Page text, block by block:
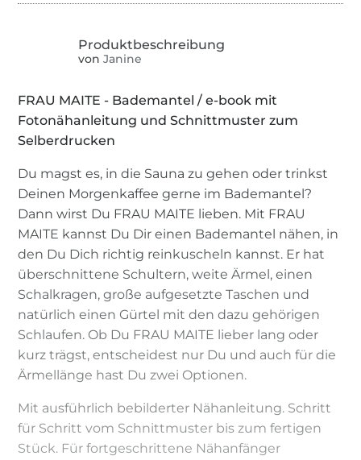
von Janine
FRAU MAITE - Bademantel / e-book mit
Fotonähanleitung und Schnittmuster zum
Selberdrucken
Du magst es, in die Sauna zu gehen oder trinkst
Deinen Morgenkaffee gerne im Bademantel?
Dann wirst Du FRAU MAITE lieben. Mit FRAU
MAITE kannst Du Dir einen Bademantel nähen, in
den Du Dich richtig reinkuscheln kannst. Er hat
überschnittene Schultern, weite Ärmel, einen
Schalkragen, große aufgesetzte Taschen und
natürlich einen Gürtel mit den dazu gehörigen
Schlaufen. Ob Du FRAU MAITE lieber lang oder
kurz trägst, entscheidest nur Du und auch für die
Ärmellänge hast Du zwei Optionen.
Mit ausführlich bebilderter Nähanleitung. Schritt
für Schritt vom Schnittmuster bis zum fertigen
Stück. Für fortgeschrittene Nähanfänger